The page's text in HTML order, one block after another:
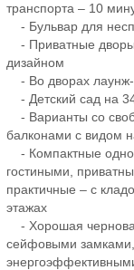
транспорта – 10
- Бульвар для
- Приватные
дизайном
- Во дворах лаунж-
- Детский сад на
- Варианты со
балконами с видом
- Компактные
гостиными,
практичные – с
этажах
- Хорошая
сейфовыми